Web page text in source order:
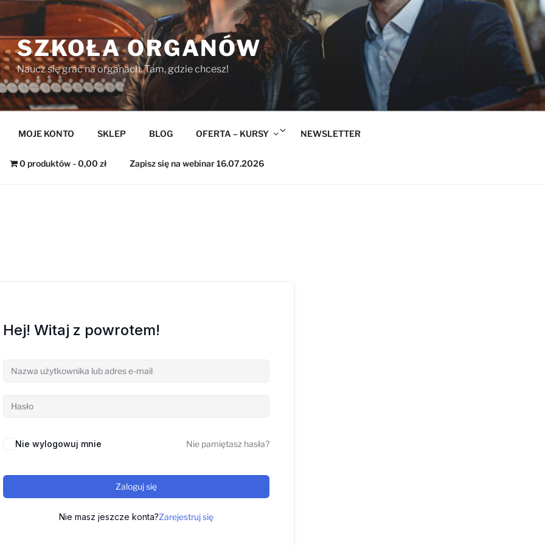
SZKOŁA ORGANÓW
Naucz się grać na organach. Tam, gdzie chcesz!
MOJE KONTO SKLEP BLOG OFERTA – KURSY
Rozwiń
NEWSLETTER
0 produktów 0,00 zł Zapisz się na webinar 16.07.2026
Hej! Witaj z powrotem!
Nie wylogowuj mnie Nie pamiętasz hasła?
Zaloguj się
Nie masz jeszcze konta?Zarejestruj się